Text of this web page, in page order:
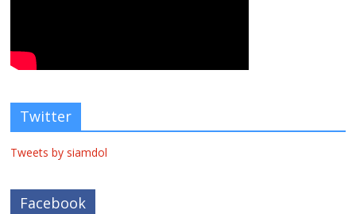
Twitter
Tweets by siamdol
Facebook